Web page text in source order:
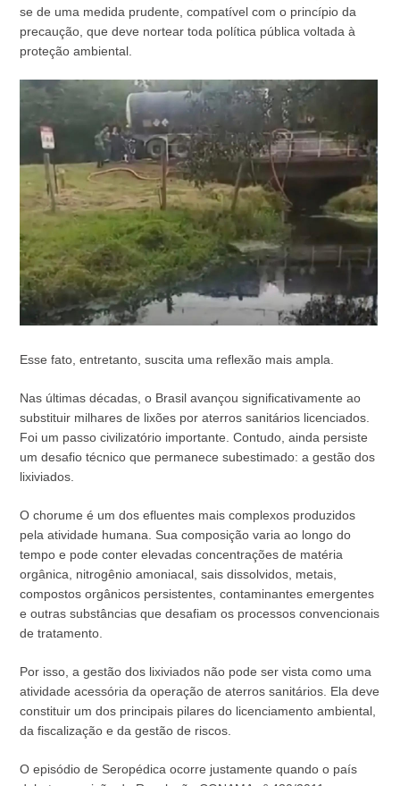
se de uma medida prudente, compatível com o princípio da
precaução, que deve nortear toda política pública voltada à
proteção ambiental.
Esse fato, entretanto, suscita uma reflexão mais ampla.
Nas últimas décadas, o Brasil avançou significativamente ao
substituir milhares de lixões por aterros sanitários licenciados.
Foi um passo civilizatório importante. Contudo, ainda persiste
um desafio técnico que permanece subestimado: a gestão dos
lixiviados.
O chorume é um dos efluentes mais complexos produzidos
pela atividade humana. Sua composição varia ao longo do
tempo e pode conter elevadas concentrações de matéria
orgânica, nitrogênio amoniacal, sais dissolvidos, metais,
compostos orgânicos persistentes, contaminantes emergentes
e outras substâncias que desafiam os processos convencionais
de tratamento.
Por isso, a gestão dos lixiviados não pode ser vista como uma
atividade acessória da operação de aterros sanitários. Ela deve
constituir um dos principais pilares do licenciamento ambiental,
da fiscalização e da gestão de riscos.
O episódio de Seropédica ocorre justamente quando o país